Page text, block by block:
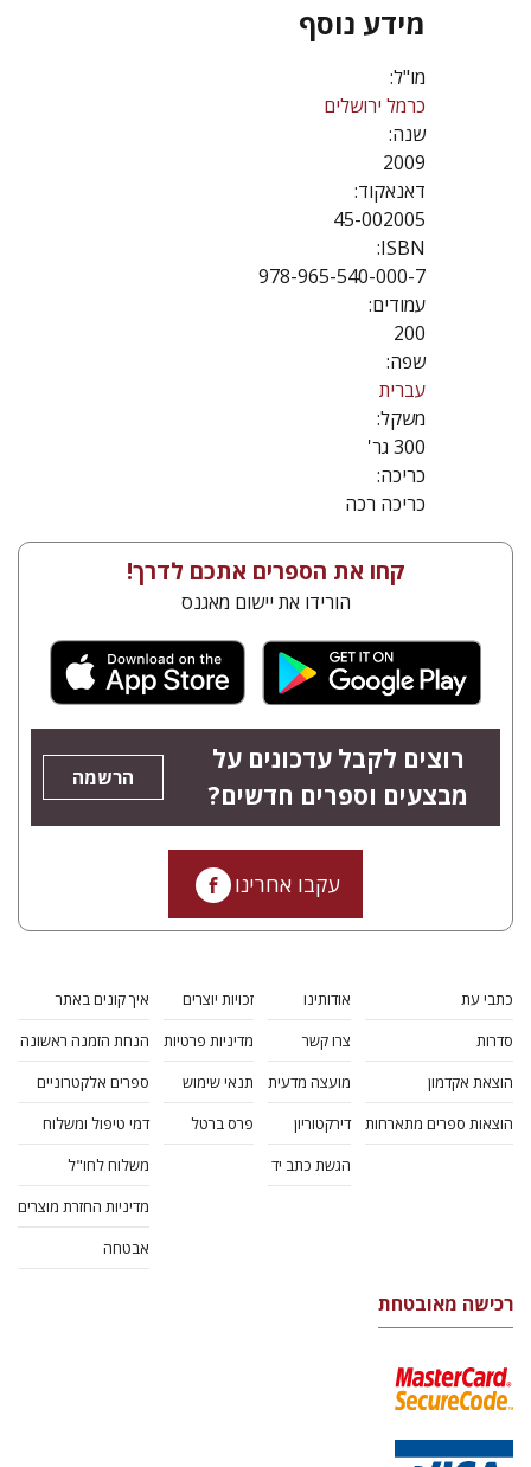
מידע נוסף
מו"ל:
כרמל ירושלים
שנה:
2009
דאנאקוד:
45-002005
ISBN:
978-965-540-000-7
עמודים:
200
שפה:
עברית
משקל:
300 גר'
כריכה:
כריכה רכה
קחו את הספרים אתכם לדרך!
הורידו את יישום מאגנס
רוצים לקבל עדכונים על
מבצעים וספרים חדשים?
הרשמה
עקבו אחרינו
כתבי עת
סדרות
הוצאת אקדמון
הוצאות ספרים מתארחות
אודותינו
צרו קשר
מועצה מדעית
דירקטוריון
הגשת כתב יד
זכויות יוצרים
מדיניות פרטיות
תנאי שימוש
פרס ברטל
איך קונים באתר
הנחת הזמנה ראשונה
ספרים אלקטרוניים
דמי טיפול ומשלוח
משלוח לחו"ל
מדיניות החזרת מוצרים
אבטחה
רכישה מאובטחת